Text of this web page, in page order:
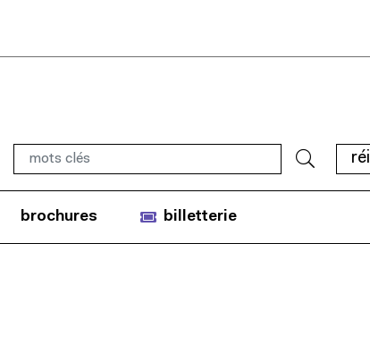
brochures billetterie